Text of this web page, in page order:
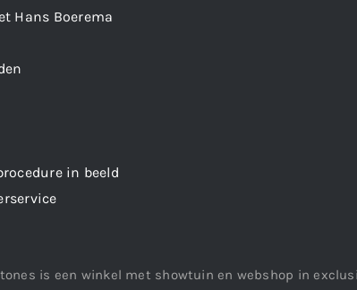
Hans Boerema
in beeld
is een winkel met showtuin en webshop in